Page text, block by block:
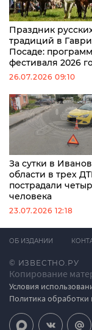
Праздник
традиций в
Посаде:
фестиваля 2026
26.07.2026 09:10
За сутки в
области в трех
пострадали
человека
23.07.2026 12:18
© ИЗВЕСТНО.РУ
Копирование
Условия
Политика
ОБ ИЗДАНИИ